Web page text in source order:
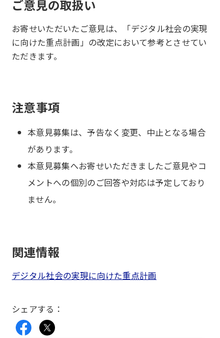
ご意見の取扱い
お寄せいただいたご意見は、「デジタル社会の実現
に向けた重点計画」の改定において参考とさせてい
ただきます。
注意事項
本意見募集は、予告なく変更、中止となる場合
があります。
本意見募集へお寄せいただきましたご意見やコ
メントへの個別のご回答や対応は予定しており
ません。
関連情報
デジタル社会の実現に向けた重点計画
シェアする：